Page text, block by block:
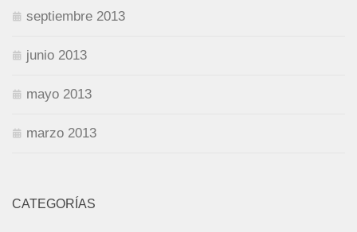
septiembre 2013
junio 2013
mayo 2013
marzo 2013
CATEGORÍAS